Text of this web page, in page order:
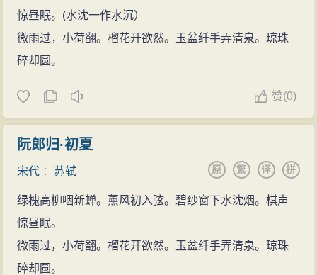
惊昼眠。(水沈一作水沉）
微雨过，小荷翻。榴花开欲然。玉盆纤手弄清泉。琼珠
碎却圆。
赞(0)
阮郎归·初夏
宋代 ： 苏轼 拼
译
繁
原
绿槐高柳咽新蝉。薰风初入弦。碧纱窗下水沈烟。棋声
惊昼眠。
微雨过，小荷翻。榴花开欲然。玉盆纤手弄清泉。琼珠
碎却圆。